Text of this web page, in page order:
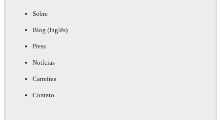
Sobre
Blog (Inglês)
Press
Notícias
Carreiras
Contato